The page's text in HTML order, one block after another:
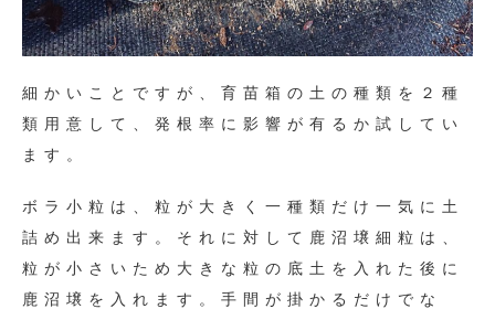
細かいことですが、育苗箱の土の種類を２種
類用意して、発根率に影響が有るか試してい
ます。
ボラ小粒は、粒が大きく一種類だけ一気に土
詰め出来ます。それに対して鹿沼壌細粒は、
粒が小さいため大きな粒の底土を入れた後に
鹿沼壌を入れます。手間が掛かるだけでな